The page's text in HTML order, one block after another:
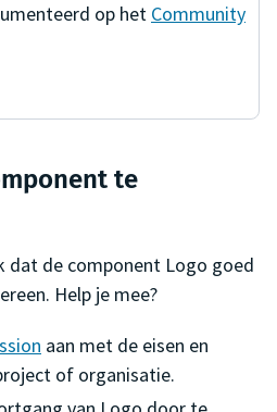
op het Community
te
dat de component Logo goed
Help je mee?
aan met de eisen en
of organisatie.